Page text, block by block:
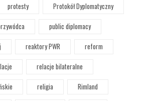
protesty
Protokół Dyplomatyczny
public diplomacy
reaktory PWR
reform
relacje bilateralne
religia
Rimland